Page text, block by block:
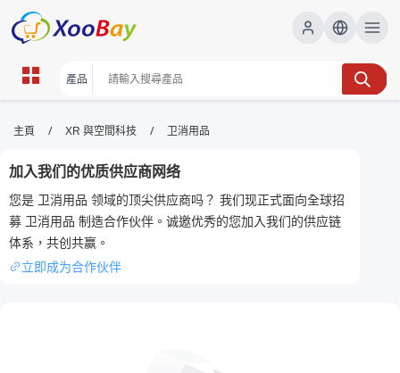
卫消用品 | XOOBAY B2B/B2C
Marketplace
衛生,消毒,用品, wholesale 卫消用品, XOOBAY
提升搜尋曝光
主頁 / XR 與空間科技 / 卫消用品
加入我们的优质供应商网络
您是 卫消用品 领域的顶尖供应商吗？ 我们现正式面向全球招
募 卫消用品 制造合作伙伴。诚邀优秀的您加入我们的供应链
体系，共创共赢。
立即成为合作伙伴